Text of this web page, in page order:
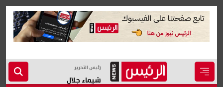
رئيس التحرير
شيماء جلال